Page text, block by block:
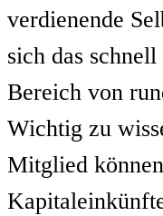
verdienende
sich das
Bereich von
Wichtig zu
Mitglied